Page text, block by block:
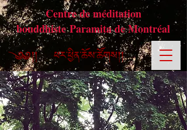
Centre de méditation
bouddhiste Paramita de Montréal